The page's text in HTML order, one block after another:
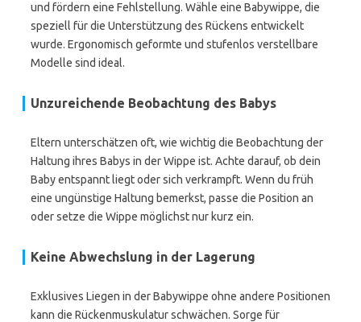
und fördern eine Fehlstellung. Wähle eine Babywippe, die
speziell für die Unterstützung des Rückens entwickelt
wurde. Ergonomisch geformte und stufenlos verstellbare
Modelle sind ideal.
Unzureichende Beobachtung des Babys
Eltern unterschätzen oft, wie wichtig die Beobachtung der
Haltung ihres Babys in der Wippe ist. Achte darauf, ob dein
Baby entspannt liegt oder sich verkrampft. Wenn du früh
eine ungünstige Haltung bemerkst, passe die Position an
oder setze die Wippe möglichst nur kurz ein.
Keine Abwechslung in der Lagerung
Exklusives Liegen in der Babywippe ohne andere Positionen
kann die Rückenmuskulatur schwächen. Sorge für